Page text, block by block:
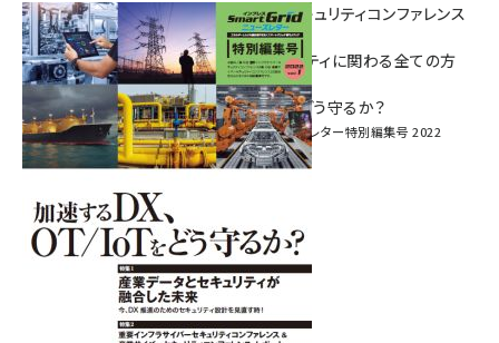
重要インフラサイバーセキュリティコンファレンス
特別電子版！
― 産業サイバーセキュリティに関わる全ての方
へ！ ―
加速するDX、OT/IoTをどう守るか？
インプレス SmartGridニューズレター特別編集号 2022
Vol.1